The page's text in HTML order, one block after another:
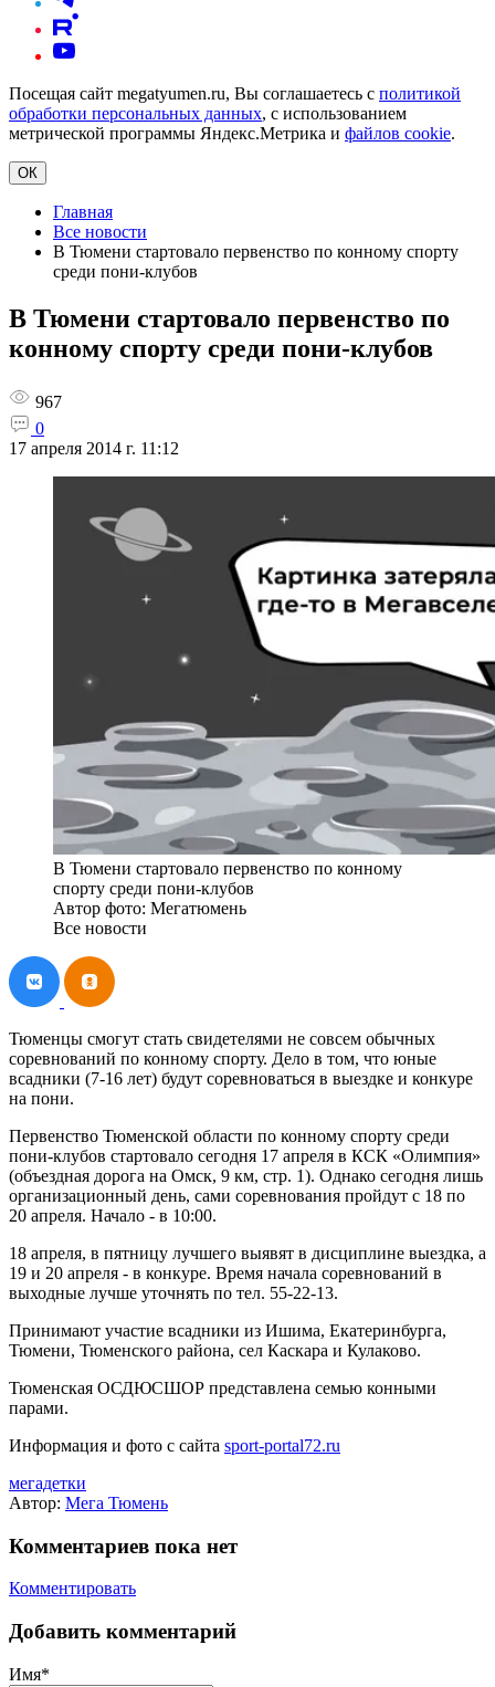
Посещая сайт megatyumen.ru, Вы соглашаетесь с политикой
обработки персональных данных, с использованием
метрической программы Яндекс.Метрика и файлов cookie.
ОК
Главная
Все новости
В Тюмени стартовало первенство по конному спорту
среди пони-клубов
В Тюмени стартовало первенство по
конному спорту среди пони-клубов
967
0
17 апреля 2014 г. 11:12
В Тюмени стартовало первенство по конному
спорту среди пони-клубов
Автор фото: Мегатюмень
Все новости
Тюменцы смогут стать свидетелями не совсем обычных
соревнований по конному спорту. Дело в том, что юные
всадники (7-16 лет) будут соревноваться в выездке и конкуре
на пони.
Первенство Тюменской области по конному спорту среди
пони-клубов стартовало сегодня 17 апреля в КСК «Олимпия»
(объездная дорога на Омск, 9 км, стр. 1). Однако сегодня лишь
организационный день, сами соревнования пройдут с 18 по
20 апреля. Начало - в 10:00.
18 апреля, в пятницу лучшего выявят в дисциплине выездка, а
19 и 20 апреля - в конкуре. Время начала соревнований в
выходные лучше уточнять по тел. 55-22-13.
Принимают участие всадники из Ишима, Екатеринбурга,
Тюмени, Тюменского района, сел Каскара и Кулаково.
Тюменская ОСДЮСШОР представлена семью конными
парами.
Информация и фото с сайта sport-portal72.ru
мегадетки
Автор: Мега Тюмень
Комментариев пока нет
Комментировать
Добавить комментарий
Имя*